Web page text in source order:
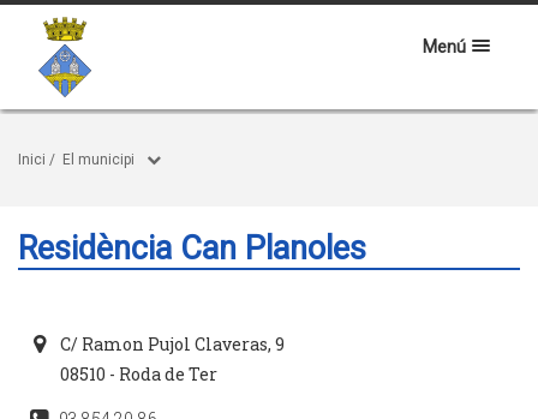
Menú
Inici / El municipi
Residència Can Planoles
C/ Ramon Pujol Claveras, 9
08510 - Roda de Ter